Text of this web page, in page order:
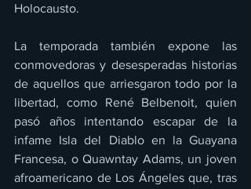
Holocausto.
La temporada también expone las
conmovedoras y desesperadas historias
de aquellos que arriesgaron todo por la
libertad, como René Belbenoit, quien
pasó años intentando escapar de la
infame Isla del Diablo en la Guayana
Francesa, o Quawntay Adams, un joven
afroamericano de Los Ángeles que, tras